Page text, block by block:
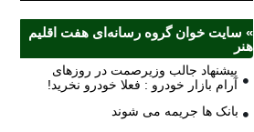
» سایت خوان گروه رسانه‌ای هفت اقلیم
هنر
پیشنهاد جالب وزیرصمت در روزهای
آرام بازار خودرو : فعلا خودرو نخرید!
بانک ها جریمه می شوند